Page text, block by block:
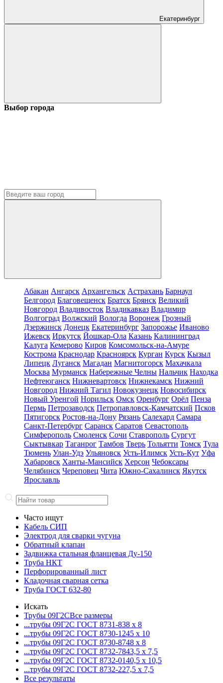
Екатеринбург
Выбор города
Абакан Ангарск Архангельск Астрахань Барнаул
Белгород Благовещенск Братск Брянск Великий
Новгород Владивосток Владикавказ Владимир
Волгоград Волжский Вологда Воронеж Грозный
Дзержинск Донецк Екатеринбург Запорожье Иваново
Ижевск Иркутск Йошкар-Ола Казань Калининград
Калуга Кемерово Киров Комсомольск-на-Амуре
Кострома Краснодар Красноярск Курган Курск Кызыл
Липецк Луганск Магадан Магнитогорск Махачкала
Москва Мурманск Набережные Челны Нальчик Находка
Нефтеюганск Нижневартовск Нижнекамск Нижний
Новгород Нижний Тагил Новокузнецк Новосибирск
Новый Уренгой Норильск Омск Оренбург Орёл Пенза
Пермь Петрозаводск Петропавловск-Камчатский Псков
Пятигорск Ростов-на-Дону Рязань Салехард Самара
Санкт-Петербург Саранск Саратов Севастополь
Симферополь Смоленск Сочи Ставрополь Сургут
Сыктывкар Таганрог Тамбов Тверь Тольятти Томск Тула
Тюмень Улан-Удэ Ульяновск Усть-Илимск Усть-Кут Уфа
Хабаровск Ханты-Мансийск Херсон Чебоксары
Челябинск Череповец Чита Южно-Сахалинск Якутск
Ярославль
Часто ищут
Кабель СИП
Электрод для сварки чугуна
Обратный клапан
Задвижка стальная фланцевая Ду-150
Труба НКТ
Перфорированный лист
Кладочная сварная сетка
Труба ГОСТ 632-80
Искать
Трубы 09Г2СВсе размеры
...трубы 09Г2С ГОСТ 8731-838 x 8
...трубы 09Г2С ГОСТ 8730-1245 x 10
...трубы 09Г2С ГОСТ 8730-8748 x 8
...трубы 09Г2С ГОСТ 8732-7843,5 x 7,5
...трубы 09Г2С ГОСТ 8732-0140,5 x 10,5
...трубы 09Г2С ГОСТ 8732-227,5 x 7,5
Все результаты